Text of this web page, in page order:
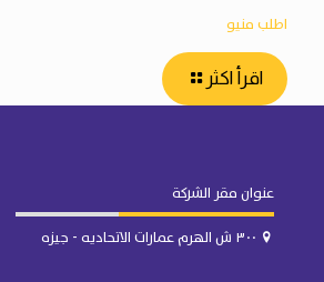
اطلب منيو
اقرأ اكثر
عنوان مقر الشركة